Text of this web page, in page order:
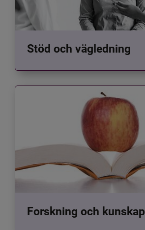
Stöd och vägledning
Forskning och kunskap